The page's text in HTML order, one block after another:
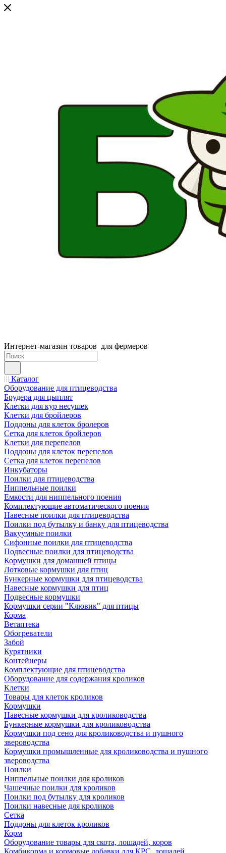
Интернет-магазин товаров для фермеров
Каталог
Оборудование для птицеводства
Брудера для цыплят
Клетки для кур несушек
Клетки для бройлеров
Поддоны для клеток бролеров
Сетка для клеток бройлеров
Клетки для перепелов
Поддоны для клеток перепелов
Сетка для клеток перепелов
Инкубаторы
Поилки для птицеводства
Ниппельные поилки
Емкости для ниппельного поения
Комплектующие автоматического поения
Навесные поилки для птицеводства
Поилки под бутылку и банку для птицеводства
Вакуумные поилки
Сифонные поилки для птицеводства
Подвесные поилки для птицеводства
Кормушки для домашней птицы
Лотковые кормушки для птиц
Бункерные кормушки для птицеводства
Навесные кормушки для птиц
Подвесные кормушки
Кормушки серии "Клювик" для птицы
Корма
Ветаптека
Обогреватели
Забой
Курятники
Контейнеры
Комплектующие для птицеводства
Оборудование для содержания кроликов
Клетки
Товары для клеток кроликов
Кормушки
Навесные кормушки для кролиководства
Бункерные кормушки для кролиководства
Кормушки под сено для кролиководства и пушного
звероводства
Кормушки промышленные для кролиководства и пушного
звероводства
Поилки
Ниппельные поилки для кроликов
Чашечные поилки для кроликов
Поилки под бутылку для кроликов
Поилки навесные для кроликов
Сетка
Поддоны для клеток кроликов
Корм
Оборудование товары для скота, лошадей, коров
Комбикорма и кормовые добавки для КРС, лошадей